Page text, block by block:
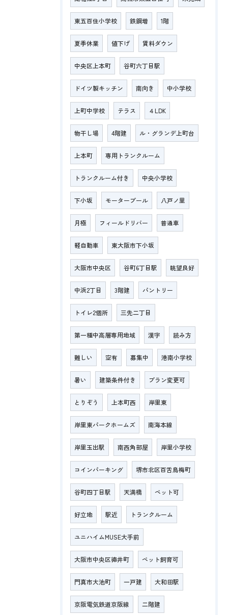
東五百住小学校 鉄鋼増 1階
夏季休業 値下げ 賃料ダウン
中央区上本町 谷町六丁目駅
ドイツ製キッチン 南向き 中小学校
上町中学校 テラス ４LDK
物干し場 4階建 ル・グランデ上町台
上本町 専用トランクルーム
トランクルーム付き 中央小学校
下小坂 モータープール 八戸ノ里
月極 フィールドリバー 普通車
軽自動車 東大阪市下小坂
大阪市中央区 谷町6丁目駅 眺望良好
中浜2丁目 3階建 パントリー
トイレ2個所 三先二丁目
第一種中高層専用地域 漢字 読み方
難しい 空有 募集中 港南小学校
暑い 建築条件付き プラン変更可
とりぞう 上本町西 岸里東
岸里東パークホームズ 南海本線
岸里玉出駅 南西角部屋 岸里小学校
コインパーキング 堺市北区百舌鳥梅町
谷町四丁目駅 天満橋 ペット可
好立地 駅近 トランクルーム
ユニハイムMUSE大手前
大阪市中央区徳井町 ペット飼育可
門真市大池町 一戸建 大和田駅
京阪電気鉄道京阪線 二階建